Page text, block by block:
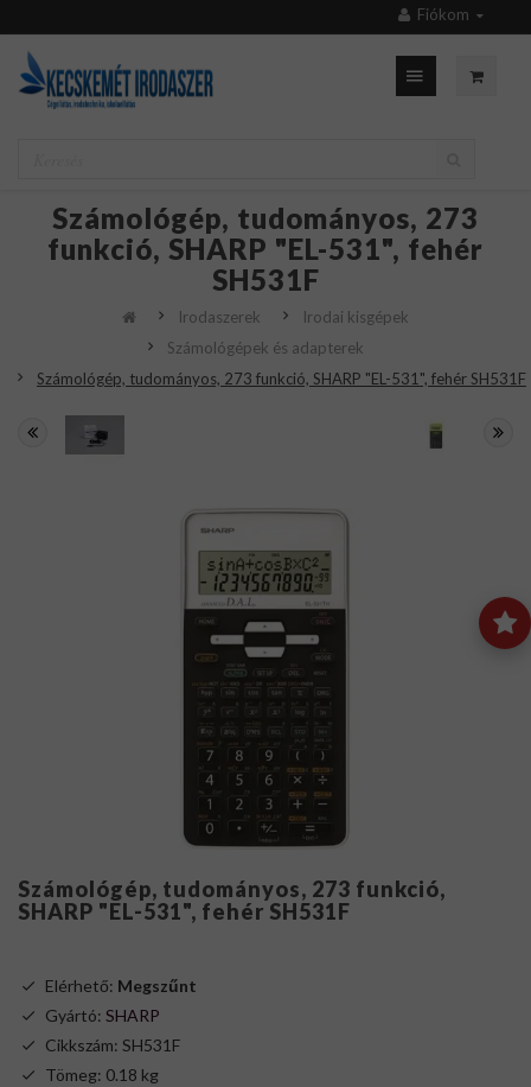
Fiókom
Számológép, tudományos, 273
funkció, SHARP "EL-531", fehér
SH531F
Irodaszerek
Irodai kisgépek
Számológépek és adapterek
Számológép, tudományos, 273 funkció, SHARP "EL-531", fehér SH531F
Számológép, tudományos, 273 funkció,
SHARP "EL-531", fehér SH531F
Elérhető: Megszűnt
Gyártó: SHARP
Cikkszám: SH531F
Tömeg: 0.18 kg